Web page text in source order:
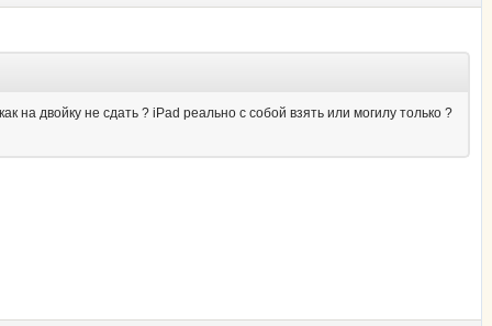
на двойку не сдать ? iPad реально с собой взять или могилу только ?